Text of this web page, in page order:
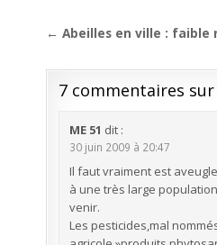
Navigation
de
l’article
← Abeilles en ville : faible
7 commentaires sur
ME 51 dit :
30 juin 2009 à 20:47
Il faut vraiment est
à une très large
venir.
Les pesticides,mal